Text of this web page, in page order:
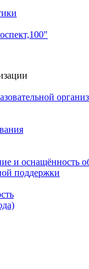
и оснащённость
поддержки